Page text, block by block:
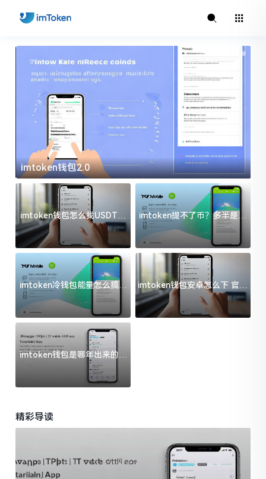
imtoken钱包2.0
imtoken钱包怎么找USDT地
址？三步搞定不踩坑
imtoken提不了币？多半是这
几件事没处理好
imtoken冷钱包能量怎么搞？
过来人告诉你门道
imtoken钱包安卓怎么下 官方
渠道避坑指南
imtoken钱包是哪年出来的？
一文给你说清楚
精彩导读